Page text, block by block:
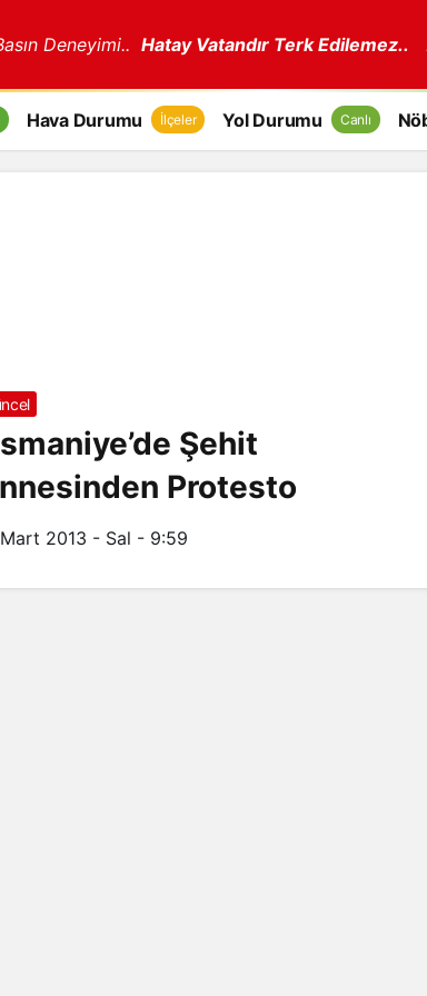
Deneyimi.. Hatay Vatandır Terk Edilemez..
Hava Durumu İlçeler Yol Durumu Canlı
Şehit
Protesto
2013 - Sal - 9:59